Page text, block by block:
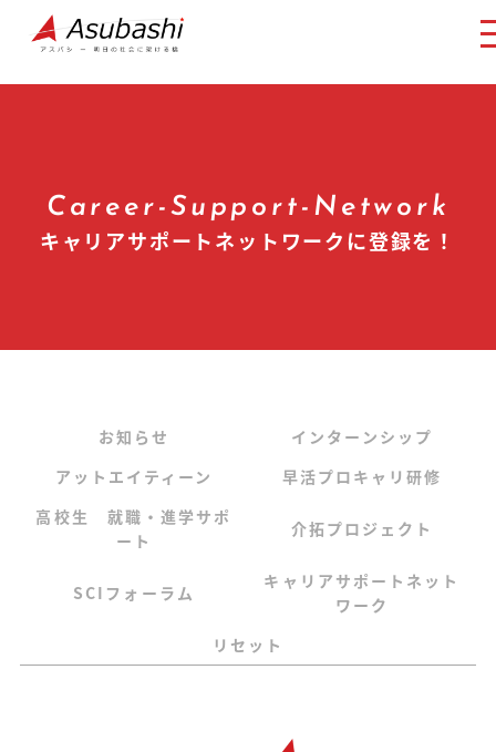
Career-Support-Network
キャリアサポートネットワークに登録を！
お知らせ
インターンシップ
アットエイティーン
早活プロキャリ研修
高校生 就職・進学サポ
ート
介拓プロジェクト
SCIフォーラム
キャリアサポートネット
ワーク
リセット